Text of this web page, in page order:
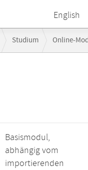
English
Studium Online-
Basismodul,
abhängig vom
importierenden